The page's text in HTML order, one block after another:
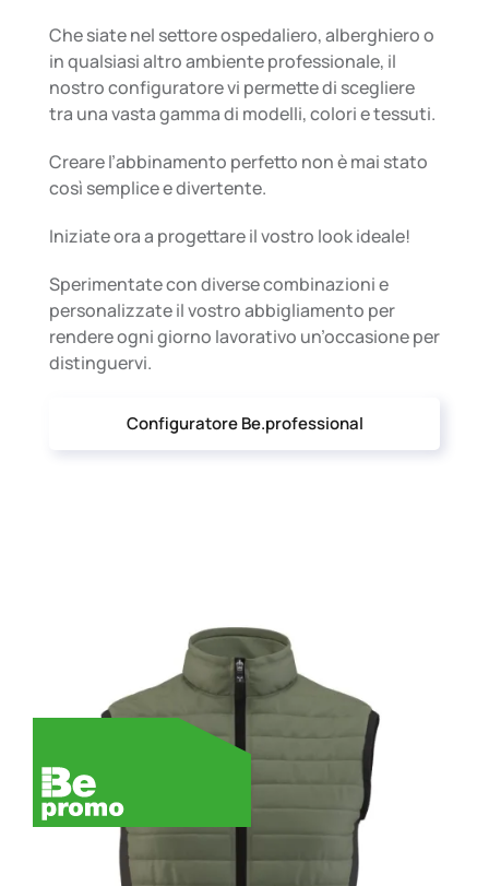
Che siate nel settore ospedaliero, alberghiero o
in qualsiasi altro ambiente professionale, il
nostro configuratore vi permette di scegliere
tra una vasta gamma di modelli, colori e tessuti.
Creare l’abbinamento perfetto non è mai stato
così semplice e divertente.
Iniziate ora a progettare il vostro look ideale!
Sperimentate con diverse combinazioni e
personalizzate il vostro abbigliamento per
rendere ogni giorno lavorativo un’occasione per
distinguervi.
Configuratore Be.professional